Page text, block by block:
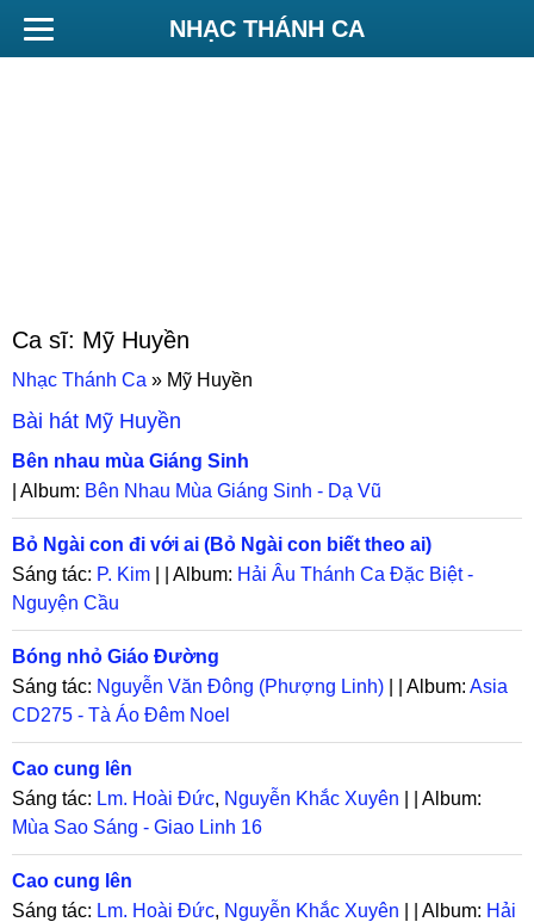
NHẠC THÁNH CA
Ca sĩ: Mỹ Huyền
Nhạc Thánh Ca » Mỹ Huyền
Bài hát Mỹ Huyền
Bên nhau mùa Giáng Sinh
| Album: Bên Nhau Mùa Giáng Sinh - Dạ Vũ
Bỏ Ngài con đi với ai (Bỏ Ngài con biết theo ai)
Sáng tác: P. Kim | | Album: Hải Âu Thánh Ca Đặc Biệt -
Nguyện Cầu
Bóng nhỏ Giáo Đường
Sáng tác: Nguyễn Văn Đông (Phượng Linh) | | Album: Asia
CD275 - Tà Áo Đêm Noel
Cao cung lên
Sáng tác: Lm. Hoài Đức, Nguyễn Khắc Xuyên | | Album:
Mùa Sao Sáng - Giao Linh 16
Cao cung lên
Sáng tác: Lm. Hoài Đức, Nguyễn Khắc Xuyên | | Album: Hải